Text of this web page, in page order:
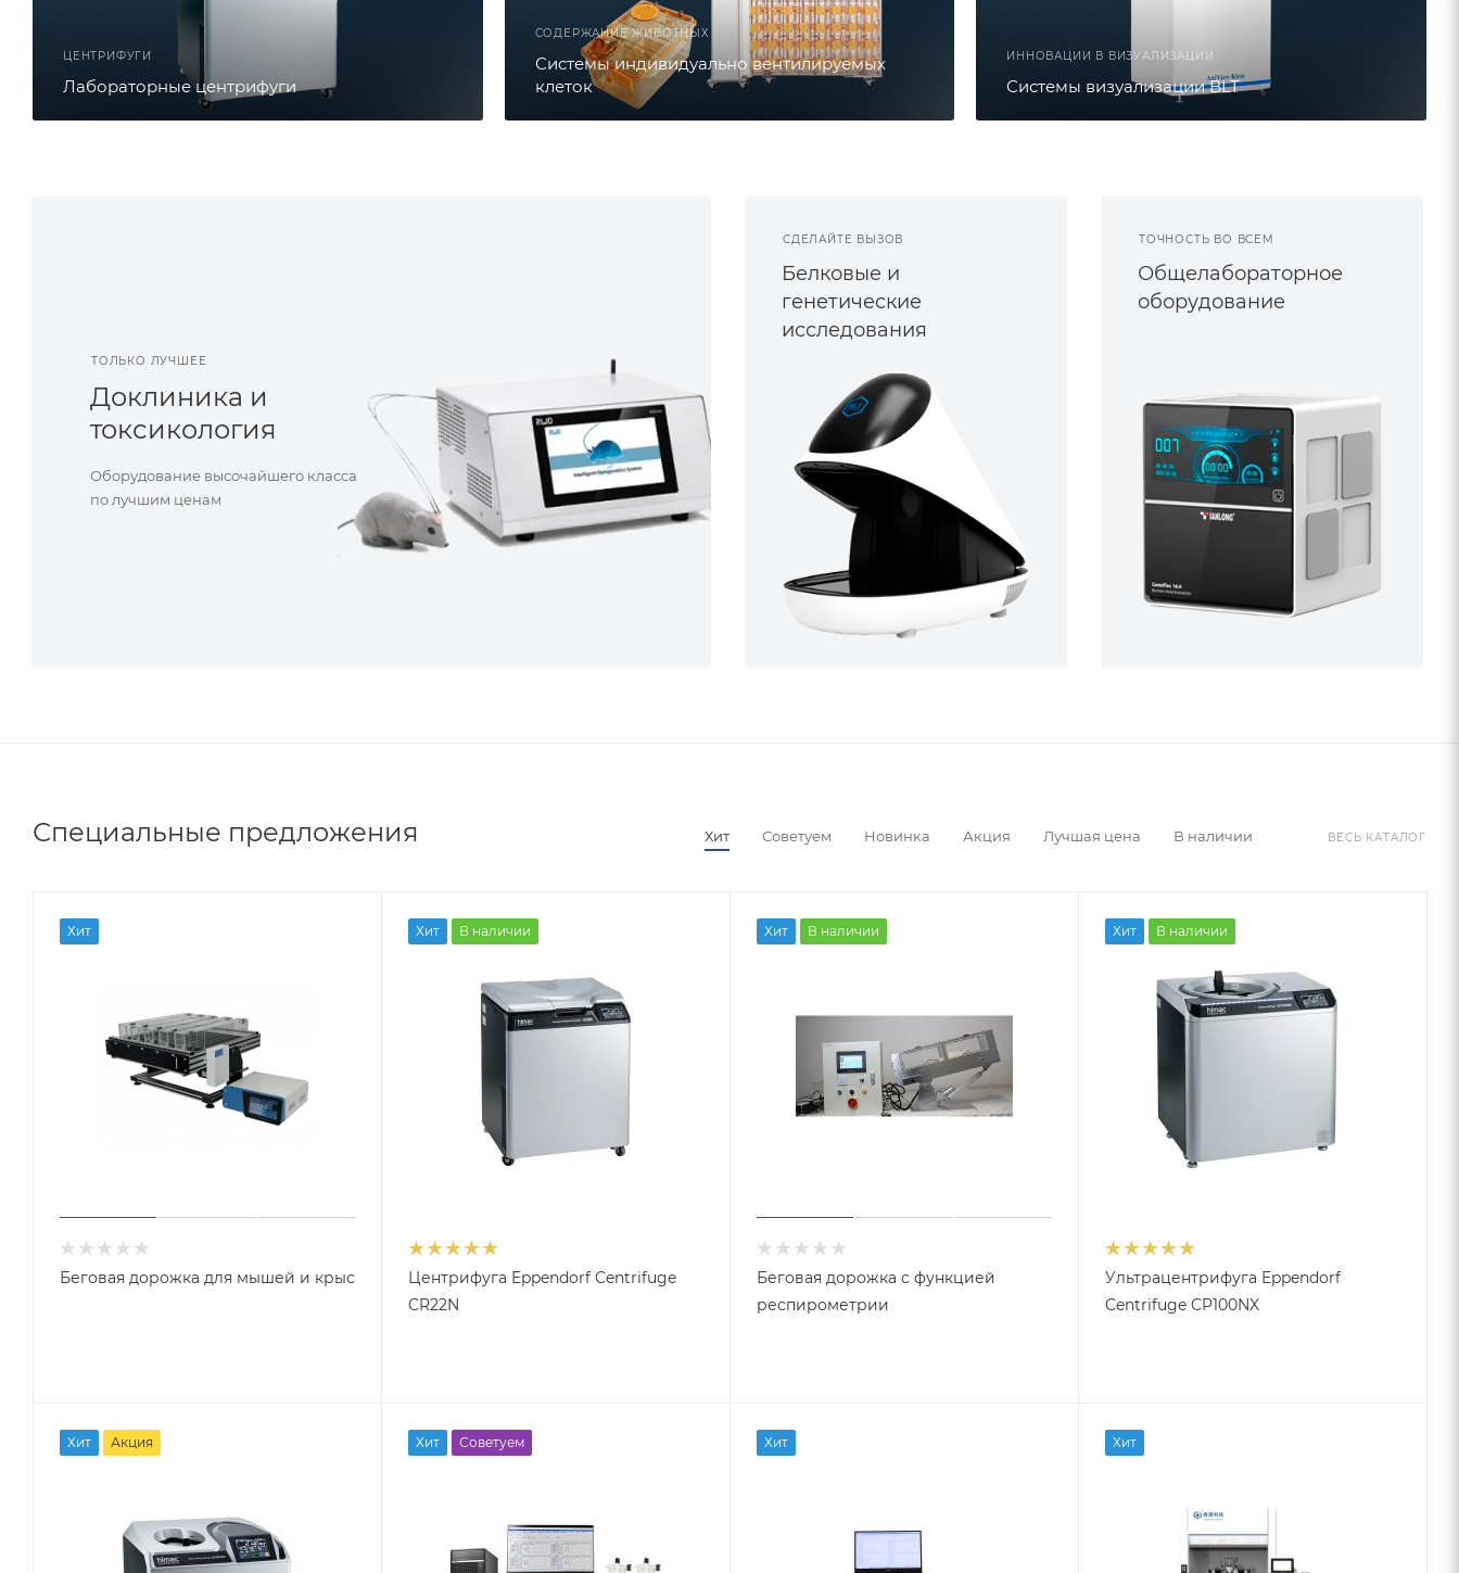
ЦЕНТРИФУГИ
Лабораторные центрифуги
СОДЕРЖАНИЕ ЖИВОТНЫХ
Системы индивидуально вентилируемых
клеток
ИННОВАЦИИ В ВИЗУАЛИЗАЦИИ
Системы визуализации BLT
ТОЛЬКО ЛУЧШЕЕ
Доклиника и
токсикология
Оборудование высочайшего класса
по лучшим ценам
СДЕЛАЙТЕ ВЫЗОВ
Белковые и
генетические
исследования
ТОЧНОСТЬ ВО ВСЕМ
Общелабораторное
оборудование
Специальные предложения Хит Советуем Новинка Акция Лучшая цена В наличии ВЕСЬ КАТАЛОГ
Хит
Беговая дорожка для мышей и крыс
Хит В наличии
Центрифуга Eppendorf Centrifuge
CR22N
Хит В наличии
Беговая дорожка с функцией
респирометрии
Хит В наличии
Ультрацентрифуга Eppendorf
Centrifuge CP100NX
Хит Акция Хит Советуем Хит Хит